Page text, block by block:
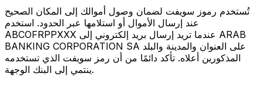
تُستخدم رموز سويفت لضمان وصول أموالك إلى المكان الصحيح
عند إرسال الأموال أو استلامها عبر الحدود. استخدم
ABCOFRPPXXX عندما تريد إرسال بريد إلكتروني إلى ARAB
BANKING CORPORATION SA على العنوان والمدينة والبلد
المذكورين أعلاه. تأكد دائمًا من أن رمز سويفت الذي تستخدمه
ينتمي إلى البنك الوجهة.